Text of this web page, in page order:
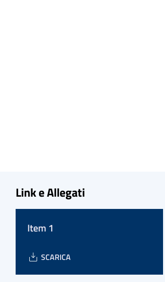
Link e Allegati
Item 1
SCARICA